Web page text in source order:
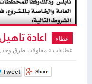
عطاء اعادة
عطاءات » مقاولات طرق